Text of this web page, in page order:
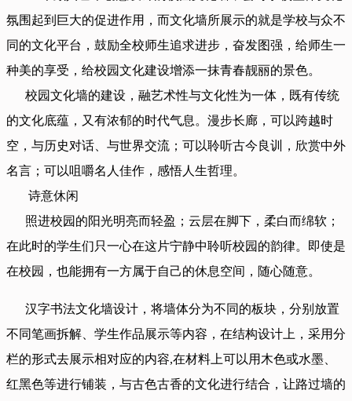
氛围起到巨大的促进作用，而文化墙所展示的就是学校与众不
同的文化平台，鼓励全校师生追求进步，奋发图强，给师生一
种美的享受，给校园文化建设增添一抹青春靓丽的景色。
校园文化墙的建设，融艺术性与文化性为一体，既有传统
的文化底蕴，又有浓郁的时代气息。漫步长廊，可以跨越时
空，与历史对话、与世界交流；可以聆听古今良训，欣赏中外
名言；可以咀嚼名人佳作，感悟人生哲理。
诗意休闲
照进校园的阳光明亮而轻盈；云层在脚下，柔白而绵软；
在此时的学生们只一心在这片宁静中聆听校园的韵律。即使是
在校园，也能拥有一方属于自己的休息空间，随心随意。
汉字书法文化墙设计，将墙体分为不同的板块，分别放置
不同笔画拆解、学生作品展示等内容，在结构设计上，采用分
栏的形式去展示相对应的内容,在材料上可以用木色或水墨、
红黑色等进行铺装，与古色古香的文化进行结合，让路过墙的